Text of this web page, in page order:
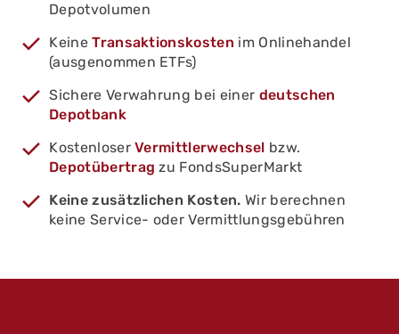
Depotvolumen
KeineTransaktionskosten im Onlinehandel
(ausgenommen ETFs)
Sichere Verwahrung bei einer deutschen
Depotbank
KostenloserVermittlerwechsel bzw.
Depotübertrag zu FondsSuperMarkt
Keine zusätzlichen Kosten. Wir berechnen
keine Service- oder Vermittlungsgebühren